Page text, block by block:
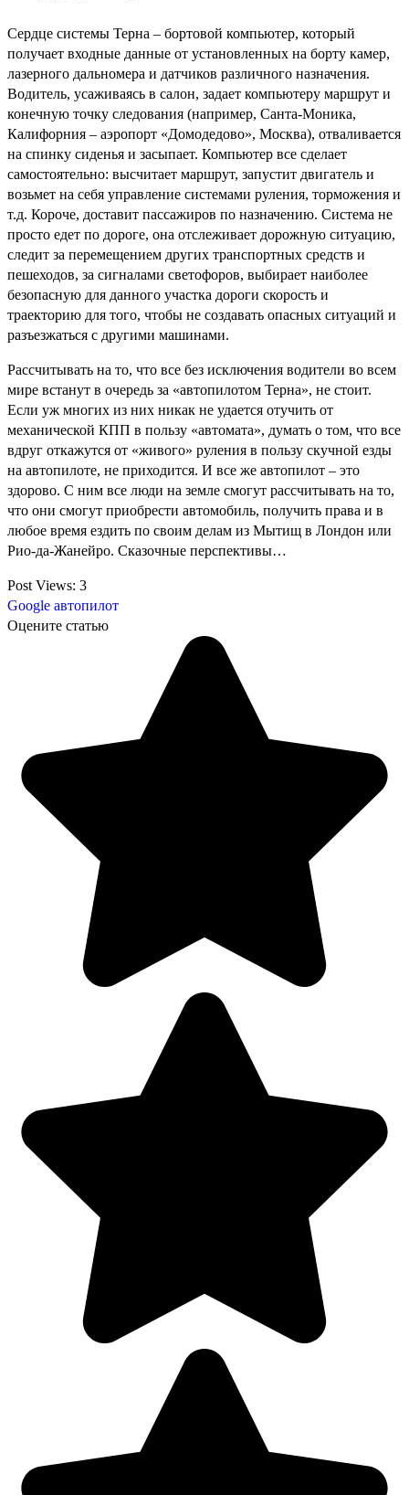
Сердце системы Терна – бортовой компьютер, который
получает входные данные от установленных на борту камер,
лазерного дальномера и датчиков различного назначения.
Водитель, усаживаясь в салон, задает компьютеру маршрут и
конечную точку следования (например, Санта-Моника,
Калифорния – аэропорт «Домодедово», Москва), отваливается
на спинку сиденья и засыпает. Компьютер все сделает
самостоятельно: высчитает маршрут, запустит двигатель и
возьмет на себя управление системами руления, торможения и
т.д. Короче, доставит пассажиров по назначению. Система не
просто едет по дороге, она отслеживает дорожную ситуацию,
следит за перемещением других транспортных средств и
пешеходов, за сигналами светофоров, выбирает наиболее
безопасную для данного участка дороги скорость и
траекторию для того, чтобы не создавать опасных ситуаций и
разъезжаться с другими машинами.
Рассчитывать на то, что все без исключения водители во всем
мире встанут в очередь за «автопилотом Терна», не стоит.
Если уж многих из них никак не удается отучить от
механической КПП в пользу «автомата», думать о том, что все
вдруг откажутся от «живого» руления в пользу скучной езды
на автопилоте, не приходится. И все же автопилот – это
здорово. С ним все люди на земле смогут рассчитывать на то,
что они смогут приобрести автомобиль, получить права и в
любое время ездить по своим делам из Мытищ в Лондон или
Рио-да-Жанейро. Сказочные перспективы…
Post Views: 3
Google автопилот
Оцените статью